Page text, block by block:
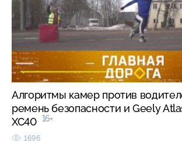
Алгоритмы камер против
ремень безопасности и Geely
XC40 16+
1696